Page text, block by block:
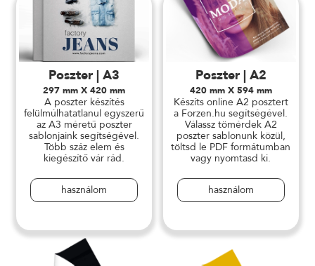
Poszter | A3
297 mm X 420 mm
A poszter készítés
felülmúlhatatlanul egyszerű
az A3 méretű poszter
sablonjaink segítségével.
Több száz elem és
kiegészítő vár rád.
használom
Poszter | A2
420 mm X 594 mm
Készíts online A2 posztert
a Forzen.hu segítségével.
Válassz tömérdek A2
poszter sablonunk közül,
töltsd le PDF formátumban
vagy nyomtasd ki.
használom